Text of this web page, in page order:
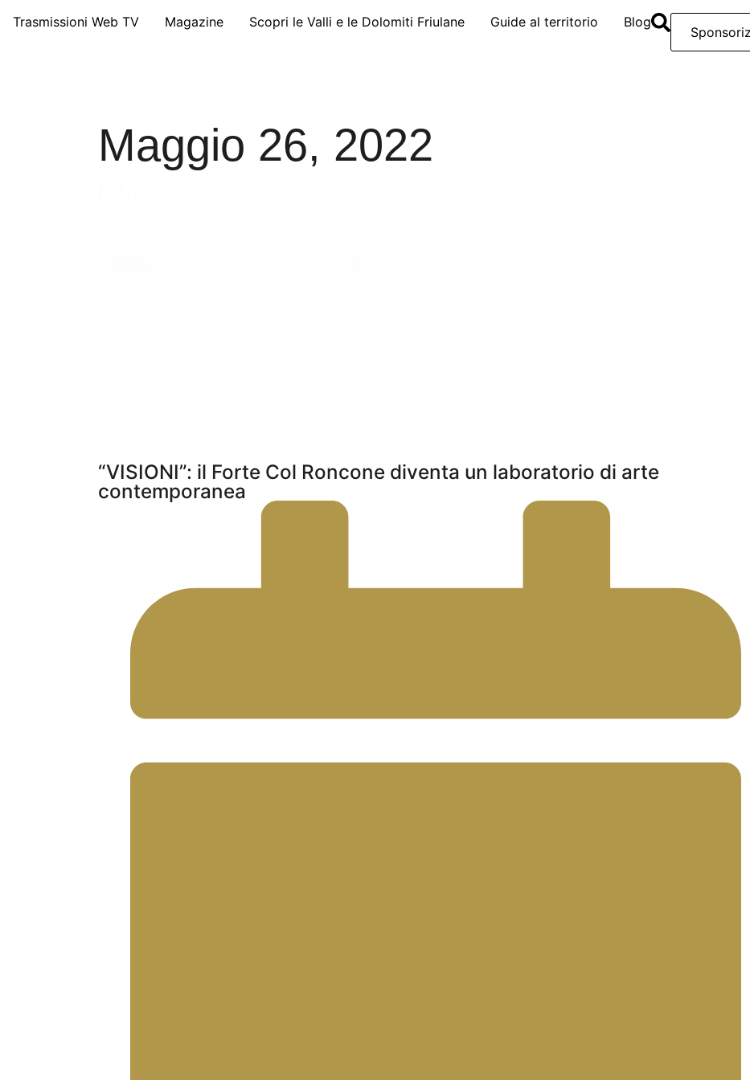
Trasmissioni Web TV Magazine Scopri le Valli e le Dolomiti Friulane Guide al territorio Blog
Maggio 26, 2022
“VISIONI”: il Forte Col Roncone diventa un laboratorio di arte
contemporanea